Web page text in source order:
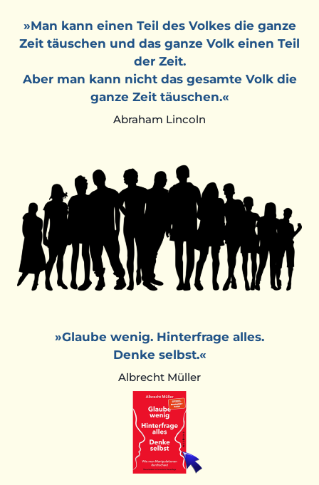
»Man kann einen Teil des Volkes die ganze
Zeit täuschen und das ganze Volk einen Teil
der Zeit.
Aber man kann nicht das gesamte Volk die
ganze Zeit täuschen.«
Abraham Lincoln
»Glaube wenig. Hinterfrage alles.
Denke selbst.«
Albrecht Müller